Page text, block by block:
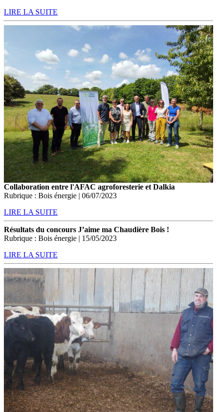
LIRE LA SUITE
Collaboration entre l'AFAC agroforesterie et Dalkia
Rubrique : Bois énergie | 06/07/2023
LIRE LA SUITE
Résultats du concours J’aime ma Chaudière Bois !
Rubrique : Bois énergie | 15/05/2023
LIRE LA SUITE